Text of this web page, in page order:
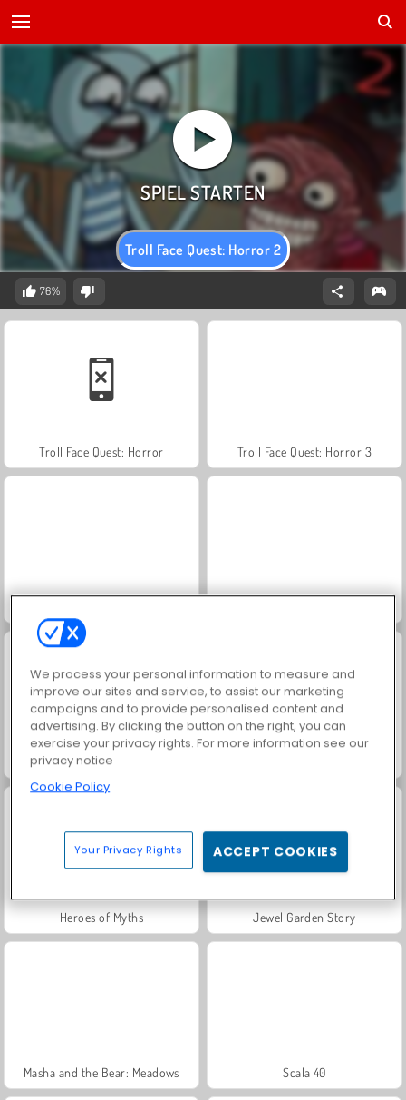
Troll Face Quest: Horror 2
76%
Troll Face Quest: Horror Troll Face Quest: Horror 3
Mage's Secret
Heroes of Myths Jewel Garden Story
Masha and the Bear: Meadows Scala 40
We process your personal information to measure and
improve our sites and service, to assist our marketing
campaigns and to provide personalised content and
advertising. By clicking the button on the right, you can
exercise your privacy rights. For more information see our
privacy notice
Cookie Policy
Your Privacy Rights ACCEPT COOKIES